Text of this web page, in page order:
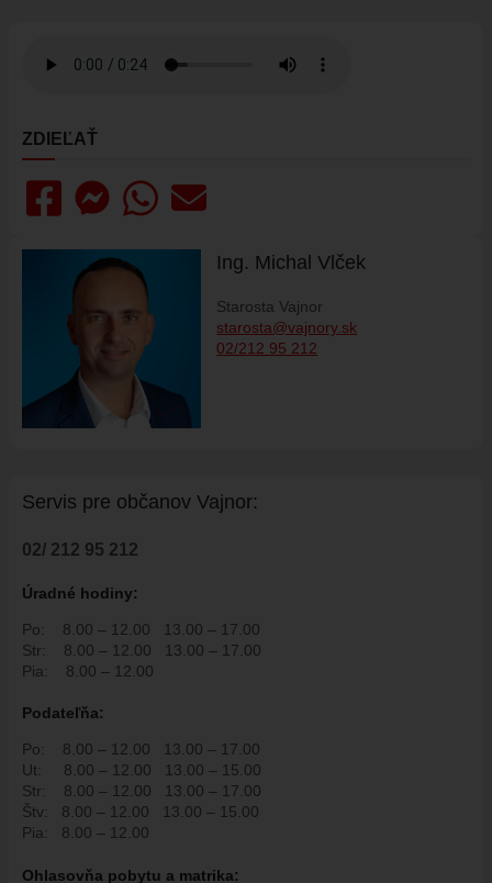
STAROSTA
POSLANCI
MIESTNE ZASTUPITEĽSTVO
KOMISIE
KONTROLÓR
ŠTRUKTÚRA MIÚ
ZBERNÉ MIESTO
VOĽBY DO ORGÁNOV ÚZEMNEJ SAMOSPRÁVY
REFERENDUM
ÚRADNÁ TABUĽA
VZN
DOKUMENTY
ROZPOČET
PETÍCIE
PROTIPOŽIARNA OCHRANA
ZVEREJNENIE VYDANÝCH POVOLENÍ NA ROZKOPÁVKY
ZDIEĽAŤ
Ing. Michal Vlček
Starosta Vajnor
starosta@vajnory.sk
02/212 95 212
Servis pre občanov Vajnor:
02/ 212 95 212
Úradné hodiny:
Po: 8.00 – 12.00
13.00 – 17.00
Str:
8.00 – 12.00
13.00 – 17.00
Pia:
8.00 – 12.00
Podateľňa:
Po: 8.00 – 12.00
13.00 – 17.00
Ut:
8.00 – 12.00
13.00 – 15.00
Str:
8.00 – 12.00
13.00 – 17.00
Štv:
8.00 – 12.00
13.00 – 15.00
Pia:
8.00 – 12.00
Ohlasovňa pobytu a matrika: